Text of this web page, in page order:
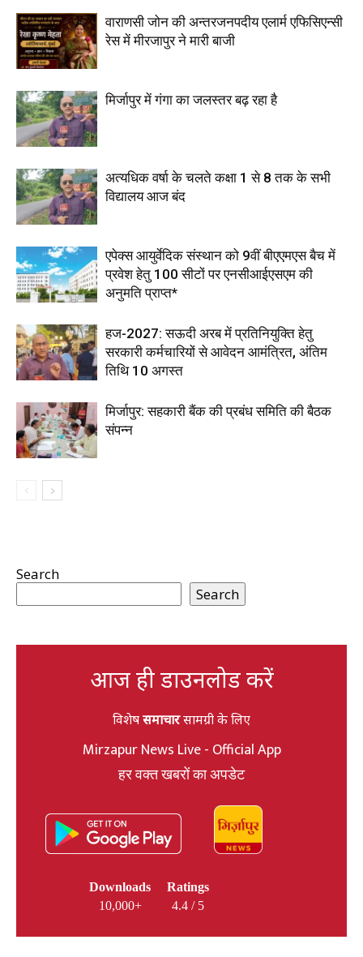
वाराणसी जोन की अन्तरजनपदीय एलार्म एफिसिएन्सी
रेस में मीरजापुर ने मारी बाजी
मिर्जापुर में गंगा का जलस्तर बढ़ रहा है
अत्यधिक वर्षा के चलते कक्षा 1 से 8 तक के सभी
विद्यालय आज बंद
एपेक्स आयुर्वेदिक संस्थान को 9वीं बीएएमएस बैच में
प्रवेश हेतु 100 सीटों पर एनसीआईएसएम की
अनुमति प्राप्त*
हज-2027: सऊदी अरब में प्रतिनियुक्ति हेतु
सरकारी कर्मचारियों से आवेदन आमंत्रित, अंतिम
तिथि 10 अगस्त
मिर्जापुर: सहकारी बैंक की प्रबंध समिति की बैठक
संपन्न
Search
Search
आज ही डाउनलोड करें
विशेषसमाचारसामग्री के लिए
Mirzapur News Live - Official App
हर वक्त खबरों का अपडेट
Downloads
10,000+
Ratings
4.4 / 5